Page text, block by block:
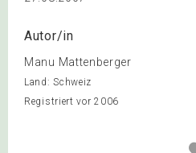
Autor/in
Manu Mattenberger
Land: Schweiz
Registriert vor 2006